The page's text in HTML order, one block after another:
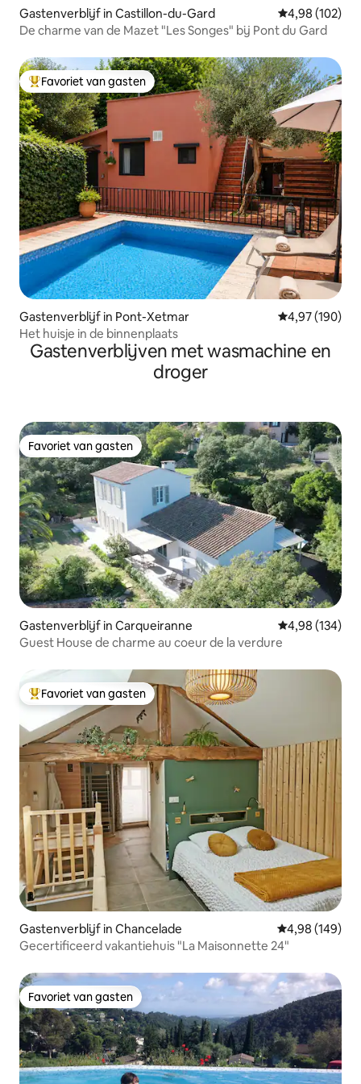
Gastenverblijf in Castillon-du-Gard Gemiddelde
4,98 (102)
De charme van de Mazet "Les Songes" bij Pont du Gard
Topfavoriet van gasten
Favoriet van gasten
Gastenverblijf in Pont-Xetmar Gemiddelde
4,97 (190)
Het huisje in de binnenplaats
Gastenverblijven met wasmachine en
droger
Favoriet van gasten
Favoriet van gasten
Gastenverblijf in Carqueiranne Gemiddelde
4,98 (134)
Guest House de charme au coeur de la verdure
Topfavoriet van gasten
Favoriet van gasten
Gastenverblijf in Chancelade Gemiddelde
4,98 (149)
Gecertificeerd vakantiehuis "La Maisonnette 24"
Favoriet van gasten
Favoriet van gasten